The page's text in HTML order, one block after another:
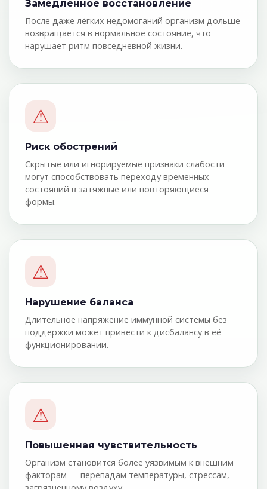
Замедленное восстановление
После даже лёгких недомоганий организм дольше
возвращается в нормальное состояние, что
нарушает ритм повседневной жизни.
⚠
Риск обострений
Скрытые или игнорируемые признаки слабости
могут способствовать переходу временных
состояний в затяжные или повторяющиеся
формы.
⚠
Нарушение баланса
Длительное напряжение иммунной системы без
поддержки может привести к дисбалансу в её
функционировании.
⚠
Повышенная чувствительность
Организм становится более уязвимым к внешним
факторам — перепадам температуры, стрессам,